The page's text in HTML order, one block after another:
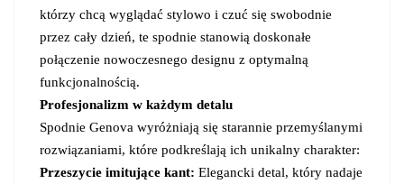
którzy chcą wyglądać stylowo i czuć się swobodnie
przez cały dzień, te spodnie stanowią doskonałe
połączenie nowoczesnego designu z optymalną
funkcjonalnością.
Profesjonalizm w każdym detalu
Spodnie Genova wyróżniają się starannie przemyślanymi
rozwiązaniami, które podkreślają ich unikalny charakter:
Przeszycie imitujące kant: Elegancki detal, który nadaje